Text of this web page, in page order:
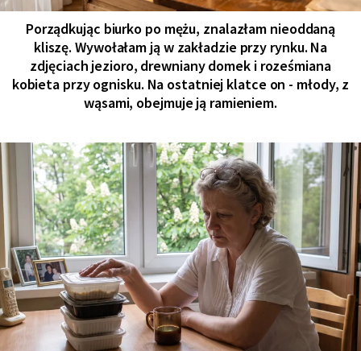
Porządkując biurko po mężu, znalazłam nieoddaną
kliszę. Wywołałam ją w zakładzie przy rynku. Na
zdjęciach jezioro, drewniany domek i roześmiana
kobieta przy ognisku. Na ostatniej klatce on - młody, z
wąsami, obejmuje ją ramieniem.